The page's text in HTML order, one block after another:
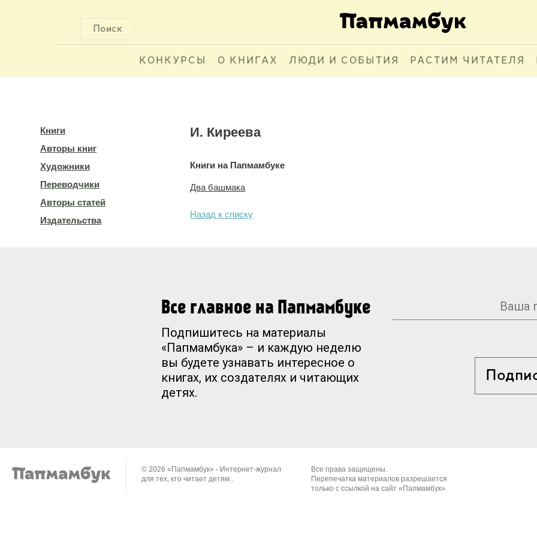
Поиск
КОНКУРСЫ О КНИГАХ ЛЮДИ И СОБЫТИЯ РАСТИМ ЧИТАТЕЛЯ
Книги
Авторы книг
Художники
Переводчики
Авторы статей
Издательства
И. Киреева
Книги на Папмамбуке
Два башмака
Назад к списку
Все главное на Папмамбуке
Подпишитесь на материалы
«Папмамбука» – и каждую неделю
вы будете узнавать интересное о
книгах, их создателях и читающих
детях.
© 2026 «Папмамбук» - Интернет-журнал
для тех, кто читает детям..
Все права защищены.
Перепечатка материалов разрешается
только с ссылкой на сайт «Папмамбук».